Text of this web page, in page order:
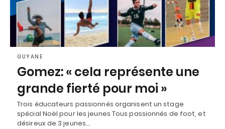
GUYANE
Gomez: « cela représente une
grande fierté pour moi »
Trois éducateurs passionnés organisent un stage
spécial Noël pour les jeunes Tous passionnés de foot, et
désireux de 3 jeunes…